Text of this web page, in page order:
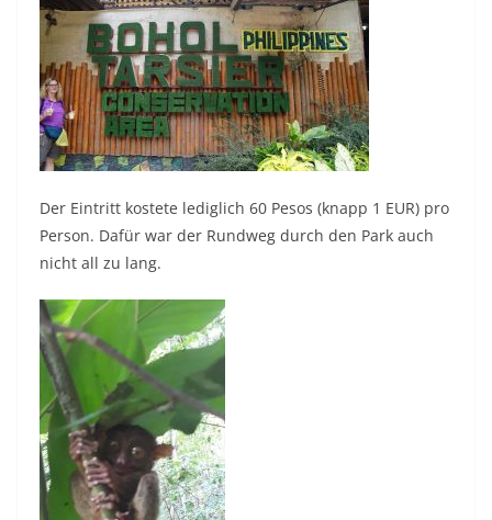
Der Eintritt kostete lediglich 60 Pesos (knapp 1 EUR) pro
Person. Dafür war der Rundweg durch den Park auch
nicht all zu lang.